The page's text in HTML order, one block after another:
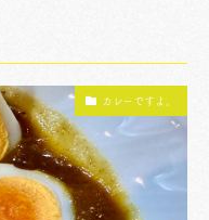
カレーですよ。